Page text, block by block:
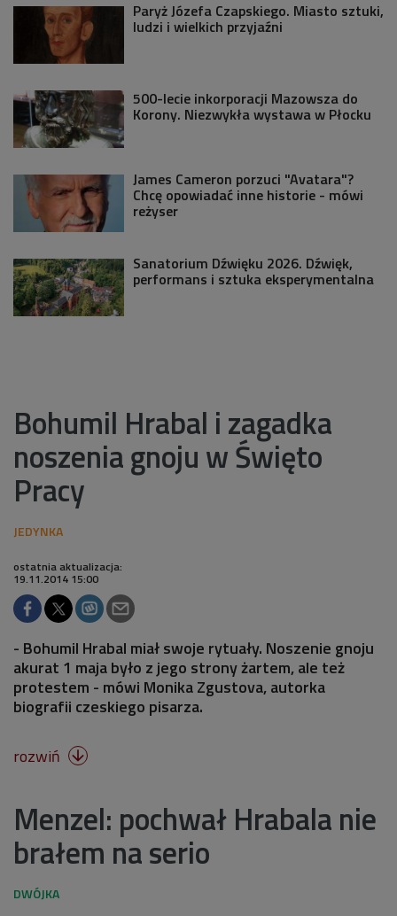
Paryż Józefa Czapskiego. Miasto sztuki,
ludzi i wielkich przyjaźni
500-lecie inkorporacji Mazowsza do
Korony. Niezwykła wystawa w Płocku
James Cameron porzuci "Avatara"?
Chcę opowiadać inne historie - mówi
reżyser
Sanatorium Dźwięku 2026. Dźwięk,
performans i sztuka eksperymentalna
Bohumil Hrabal i zagadka
noszenia gnoju w Święto
Pracy
ostatnia aktualizacja:
19.11.2014 15:00
- Bohumil Hrabal miał swoje rytuały. Noszenie gnoju
akurat 1 maja było z jego strony żartem, ale też
protestem - mówi Monika Zgustova, autorka
biografii czeskiego pisarza.
rozwiń 
Menzel: pochwał Hrabala nie
brałem na serio